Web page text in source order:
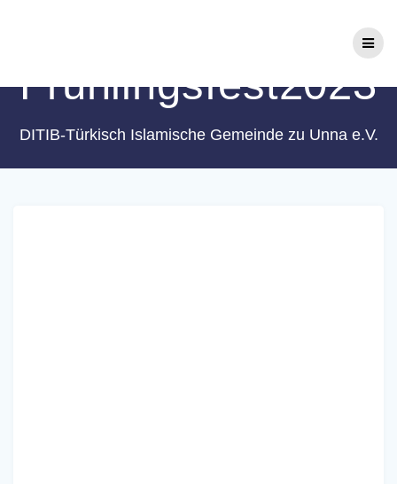
Frühlingsfest2023
DITIB-Türkisch Islamische Gemeinde zu Unna e.V.